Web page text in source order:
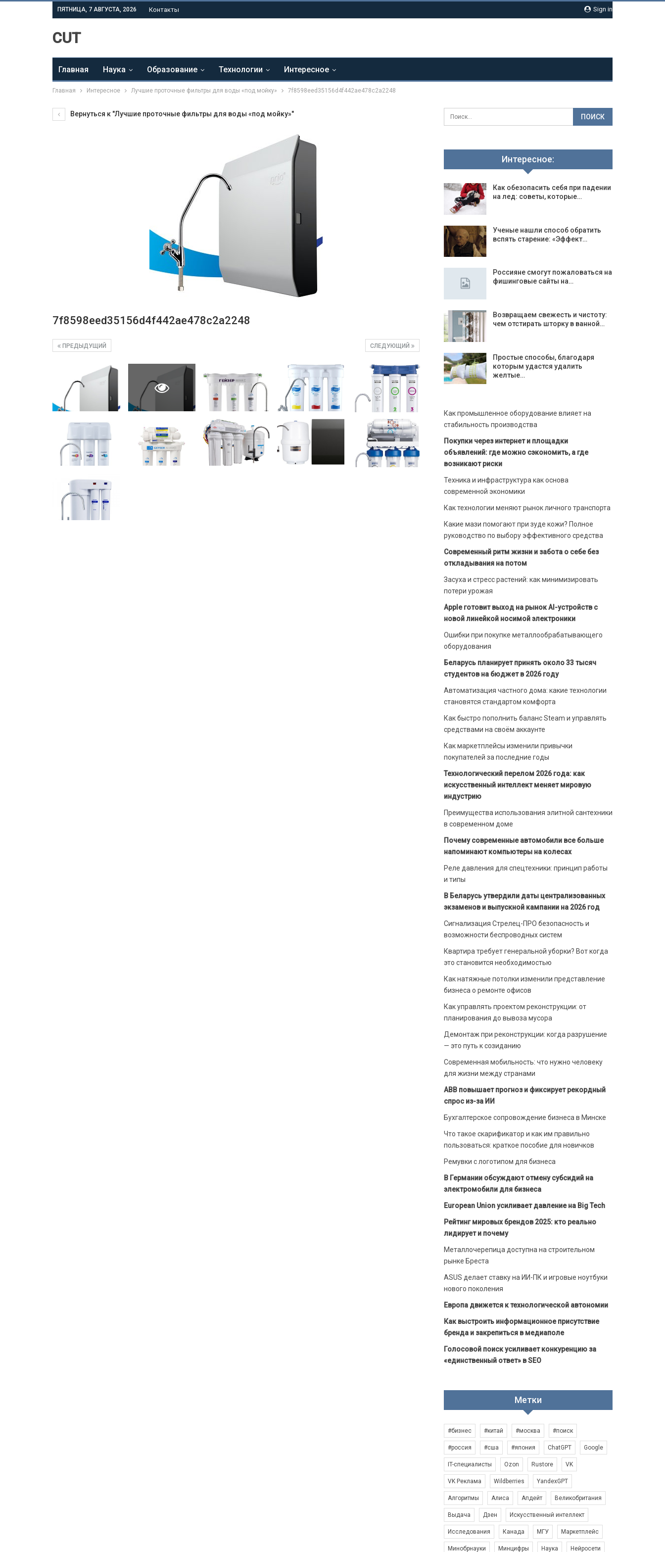
Sign in
ПЯТНИЦА, 7 АВГУСТА, 2026 Контакты
CUT
Главная Наука Образование Технологии Интересное
Главная Интересное Лучшие проточные фильтры для воды «под мойку» 7f8598eed35156d4f442ae478c2a2248
Вернуться к "Лучшие проточные фильтры для воды «под мойку»"
7f8598eed35156d4f442ae478c2a2248
СЛЕДУЮЩИЙ
ПРЕДЫДУЩИЙ
Интересное:
Как обезопасить себя при падении
на лед: советы, которые…
Ученые нашли способ обратить
вспять старение: «Эффект…
Россияне смогут пожаловаться на
фишинговые сайты на…
Возвращаем свежесть и чистоту:
чем отстирать шторку в ванной…
Простые способы, благодаря
которым удастся удалить
желтые…
Как промышленное оборудование влияет на
стабильность производства
Покупки через интернет и площадки
объявлений: где можно сэкономить, а где
возникают риски
Техника и инфраструктура как основа
современной экономики
Как технологии меняют рынок личного транспорта
Какие мази помогают при зуде кожи? Полное
руководство по выбору эффективного средства
Современный ритм жизни и забота о себе без
откладывания на потом
Засуха и стресс растений: как минимизировать
потери урожая
Apple готовит выход на рынок AI-устройств с
новой линейкой носимой электроники
Ошибки при покупке металлообрабатывающего
оборудования
Беларусь планирует принять около 33 тысяч
студентов на бюджет в 2026 году
Автоматизация частного дома: какие технологии
становятся стандартом комфорта
Как быстро пополнить баланс Steam и управлять
средствами на своём аккаунте
Как маркетплейсы изменили привычки
покупателей за последние годы
Технологический перелом 2026 года: как
искусственный интеллект меняет мировую
индустрию
Преимущества использования элитной сантехники
в современном доме
Почему современные автомобили все больше
напоминают компьютеры на колесах
Реле давления для спецтехники: принцип работы
и типы
В Беларусь утвердили даты централизованных
экзаменов и выпускной кампании на 2026 год
Сигнализация Стрелец-ПРО безопасность и
возможности беспроводных систем
Квартира требует генеральной уборки? Вот когда
это становится необходимостью
Как натяжные потолки изменили представление
бизнеса о ремонте офисов
Как управлять проектом реконструкции: от
планирования до вывоза мусора
Демонтаж при реконструкции: когда разрушение
— это путь к созиданию
Современная мобильность: что нужно человеку
для жизни между странами
ABB повышает прогноз и фиксирует рекордный
спрос из-за ИИ
Бухгалтерское сопровождение бизнеса в Минске
Что такое скарификатор и как им правильно
пользоваться: краткое пособие для новичков
Ремувки с логотипом для бизнеса
В Германии обсуждают отмену субсидий на
электромобили для бизнеса
European Union усиливает давление на Big Tech
Рейтинг мировых брендов 2025: кто реально
лидирует и почему
Металлочерепица доступна на строительном
рынке Бреста
ASUS делает ставку на ИИ-ПК и игровые ноутбуки
нового поколения
Европа движется к технологической автономии
Как выстроить информационное присутствие
бренда и закрепиться в медиаполе
Голосовой поиск усиливает конкуренцию за
«единственный ответ» в SEO
Метки
#бизнес #китай #москва #поиск
#россия #сша #япония ChatGPT Google
IT-специалисты Ozon Rustore VK
VK Реклама Wildberries YandexGPT
Алгоритмы Алиса Апдейт Великобритания
Выдача Дзен Искусственный интеллект
Исследования Канада МГУ Маркетплейс
Минобрнауки Минцифры Наука Нейросети